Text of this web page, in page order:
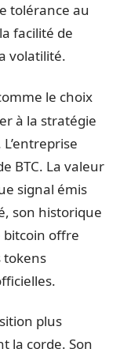
tolérance au
facilité de
volatilité.
le choix
à la stratégie
BTC. La valeur
signal émis
son historique
bitcoin offre
tokens
plus
la corde. Son